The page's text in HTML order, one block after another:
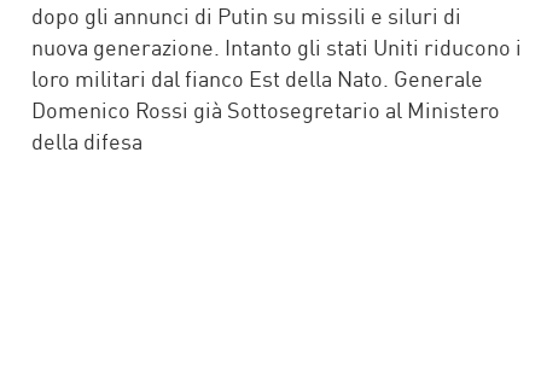
dopo gli annunci di Putin su missili e siluri di
nuova generazione. Intanto gli stati Uniti riducono i
loro militari dal fianco Est della Nato. Generale
Domenico Rossi già Sottosegretario al Ministero
della difesa